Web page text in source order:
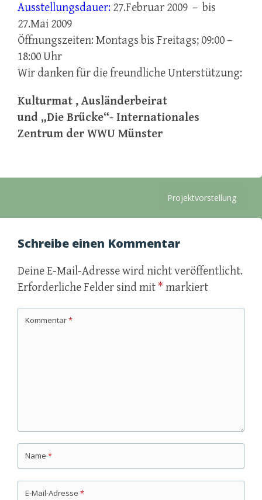
Ausstellungsdauer: 27.Februar 2009 – bis
27.Mai 2009
Öffnungszeiten: Montags bis Freitags; 09:00 –
18:00 Uhr
Wir danken für die freundliche Unterstützung:
Kulturmat , Ausländerbeirat
und „Die Brücke“- Internationales
Zentrum der WWU Münster
BeitragsnavigationProjektvorstellung
Schreibe einen Kommentar
Deine E-Mail-Adresse wird nicht veröffentlicht.
Erforderliche Felder sind mit * markiert
Kommentar*
Name *
E-Mail-Adresse *